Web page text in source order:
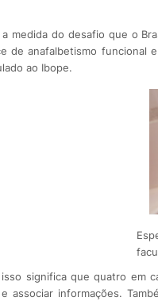
a medida do desafio que o
de anafalbetismo funcional
ao Ibope.
isso significa que quatro em
associar informações.